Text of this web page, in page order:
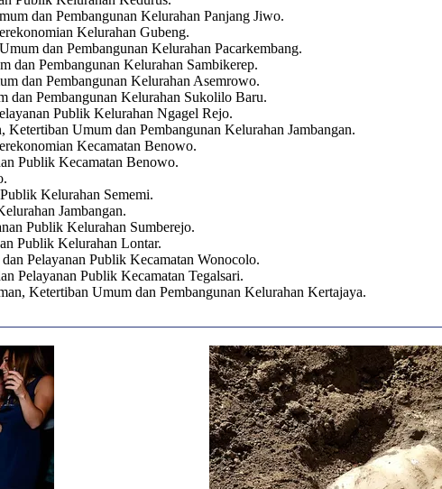
dan Pembangunan Kelurahan Panjang Jiwo.
Kelurahan Gubeng.
dan Pembangunan Kelurahan Pacarkembang.
dan Pembangunan Kelurahan Sambikerep.
dan Pembangunan Kelurahan Asemrowo.
dan Pembangunan Kelurahan Sukolilo Baru.
Publik Kelurahan Ngagel Rejo.
Umum dan Pembangunan Kelurahan Jambangan.
Kecamatan Benowo.
Publik Kecamatan Benowo.
Kelurahan Sememi.
Jambangan.
Publik Kelurahan Sumberejo.
Publik Kelurahan Lontar.
Pelayanan Publik Kecamatan Wonocolo.
Pelayanan Publik Kecamatan Tegalsari.
Ketertiban Umum dan Pembangunan Kelurahan Kertajaya.